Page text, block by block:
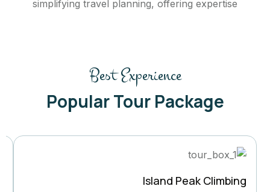
Short Trek around Pokhara